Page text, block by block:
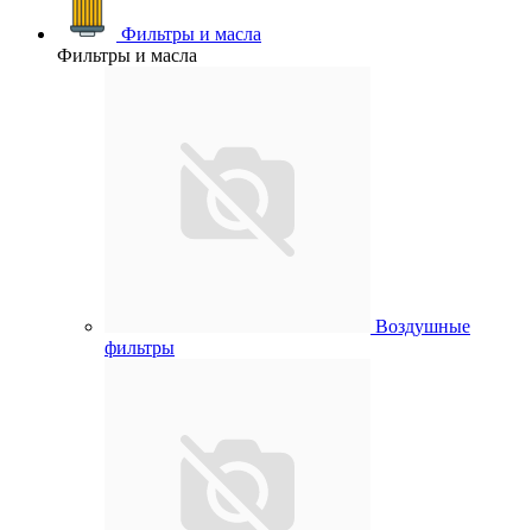
Фильтры и масла
Фильтры и масла
Воздушные
фильтры